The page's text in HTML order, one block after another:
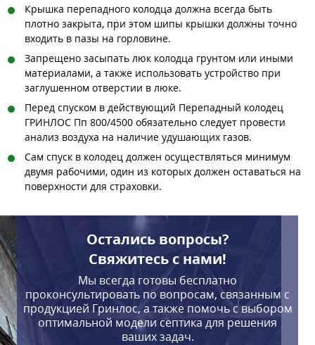
Крышка перепадного колодца должна всегда быть
плотно закрыта, при этом шипы крышки должны точно
входить в пазы на горловине.
Запрещено засыпать люк колодца грунтом или иными
материалами, а также использовать устройство при
заглушенном отверстии в люке.
Перед спуском в действующий Перепадный колодец
ГРИНЛОС Пп 800/4500 обязательно следует провести
анализ воздуха на наличие удушающих газов.
Сам спуск в колодец должен осуществляться минимум
двумя рабочими, один из которых должен оставаться на
поверхности для страховки.
Остались вопросы?
Свяжитесь с нами!
Мы всегда готовы бесплатно
проконсультировать по вопросам, связанным с
продукцией Гринлос, а также помочь с выбором
оптимальной модели септика для решения
ваших задач.